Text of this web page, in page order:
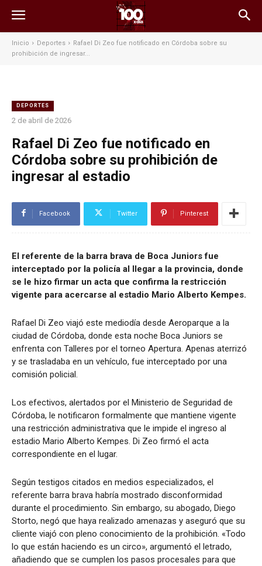
Inicio Deportes
Rafael Di Zeo fue notificado en Córdoba sobre su
prohibición de ingresar...
DEPORTES
2 de abril de 2026
Rafael Di Zeo fue notificado en
Córdoba sobre su prohibición de
ingresar al estadio
Facebook Twitter Pinterest
El referente de la barra brava de Boca Juniors fue
interceptado por la policía al llegar a la provincia, donde
se le hizo firmar un acta que confirma la restricción
vigente para acercarse al estadio Mario Alberto Kempes.
Rafael Di Zeo viajó este mediodía desde Aeroparque a la
ciudad de Córdoba, donde esta noche Boca Juniors se
enfrenta con Talleres por el torneo Apertura. Apenas aterrizó
y se trasladaba en un vehículo, fue interceptado por una
comisión policial.
Los efectivos, alertados por el Ministerio de Seguridad de
Córdoba, le notificaron formalmente que mantiene vigente
una restricción administrativa que le impide el ingreso al
estadio Mario Alberto Kempes. Di Zeo firmó el acta
correspondiente en el lugar.
Según testigos citados en medios especializados, el
referente barra brava habría mostrado disconformidad
durante el procedimiento. Sin embargo, su abogado, Diego
Storto, negó que haya realizado amenazas y aseguró que su
cliente viajó con pleno conocimiento de la prohibición. «Todo
lo que están haciendo es un circo», argumentó el letrado,
añadiendo que se cumplen los pasos procesales para que